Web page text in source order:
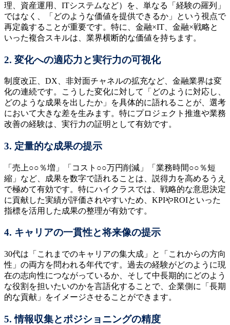
理、資産運用、ITシステムなど）を、単なる「経験の羅列」
ではなく、「どのような価値を提供できるか」という視点で
再定義することが重要です。特に、金融×IT、金融×戦略と
いった複合スキルは、業界横断的な価値を持ちます。
2. 変化への適応力と実行力の可視化
制度改正、DX、非対面チャネルの拡充など、金融業界は変
化の連続です。こうした変化に対して「どのように対応し、
どのような成果を出したか」を具体的に語れることが、選考
において大きな差を生みます。特にプロジェクト推進や業務
改善の経験は、実行力の証明として有効です。
3. 定量的な成果の提示
「売上○○％増」「コスト○○万円削減」「業務時間○○％短
縮」など、成果を数字で語れることは、説得力を高めるうえ
で極めて有効です。特にハイクラスでは、戦略的な意思決定
に貢献した実績が評価されやすいため、KPIやROIといった
指標を活用した成果の整理が有効です。
4. キャリアの一貫性と将来像の提示
30代は「これまでのキャリアの集大成」と「これからの方向
性」の両方を問われる年代です。過去の経験がどのように現
在の志向性につながっているか、そして中長期的にどのよう
な役割を担いたいのかを言語化することで、企業側に「長期
的な貢献」をイメージさせることができます。
5. 情報収集とポジショニングの精度